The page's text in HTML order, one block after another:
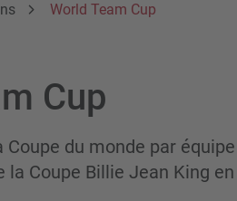
World Team Cup
Cup
Coupe du monde par
la Coupe Billie Jean King